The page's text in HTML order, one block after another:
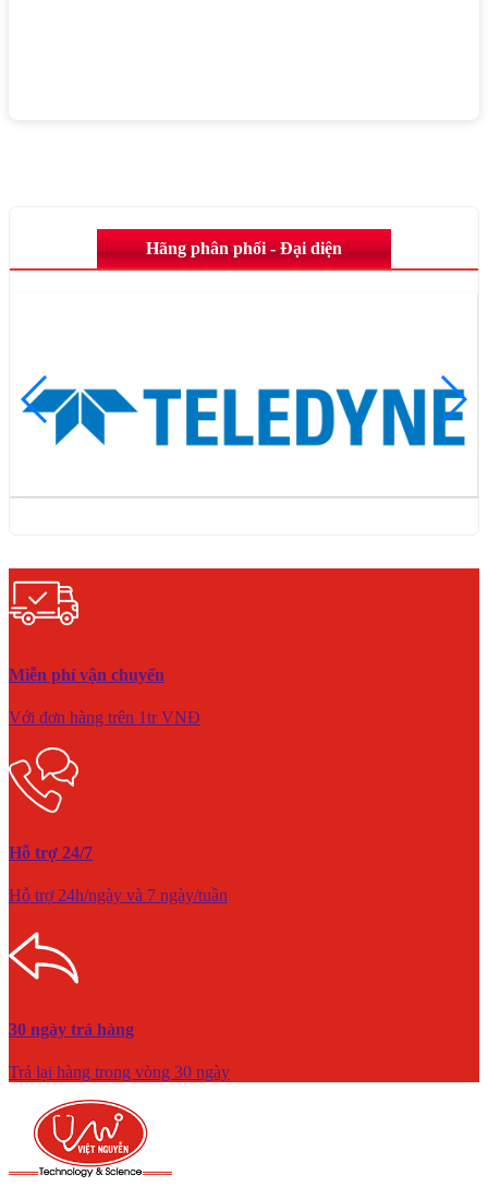
Hãng phân phối - Đại diện
Miễn phí vận chuyển
Với đơn hàng trên 1tr VNĐ
Hỗ trợ 24/7
Hỗ trợ 24h/ngày và 7 ngày/tuần
30 ngày trả hàng
Trả lại hàng trong vòng 30 ngày